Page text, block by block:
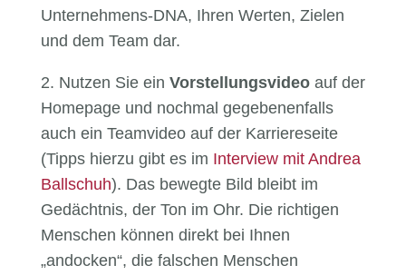
Unternehmens-DNA, Ihren Werten, Zielen
und dem Team dar.
2. Nutzen Sie ein Vorstellungsvideoauf der
Homepage und nochmal gegebenenfalls
auch ein Teamvideo auf der Karriereseite
(Tipps hierzu gibt es im Interview mit Andrea
Ballschuh). Das bewegte Bild bleibt im
Gedächtnis, der Ton im Ohr. Die richtigen
Menschen können direkt bei Ihnen
„andocken“, die falschen Menschen